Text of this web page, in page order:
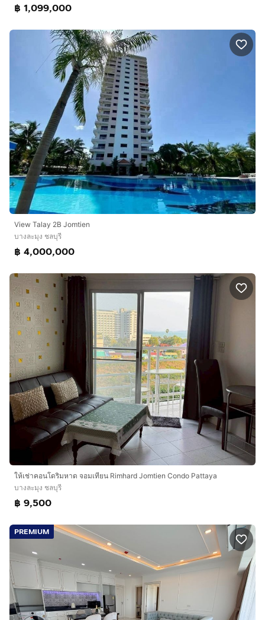
฿ 1,099,000
View​ Talay​ 2B​ Jomtien
บางละมุง ชลบุรี
฿ 4,000,000
ให้เช่าคอนโดริมหาด จอมเทียน Rimhard Jomtien Condo Pattaya
บางละมุง ชลบุรี
฿ 9,500
PREMIUM